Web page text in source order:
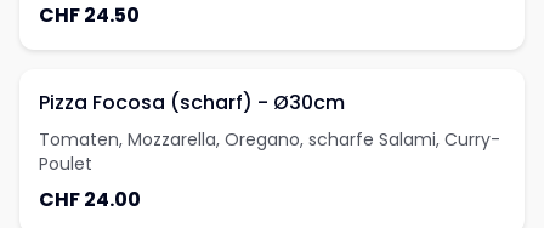
CHF 24.50
Pizza Focosa (scharf) - Ø30cm
Tomaten, Mozzarella, Oregano, scharfe Salami, Curry-
Poulet
CHF 24.00